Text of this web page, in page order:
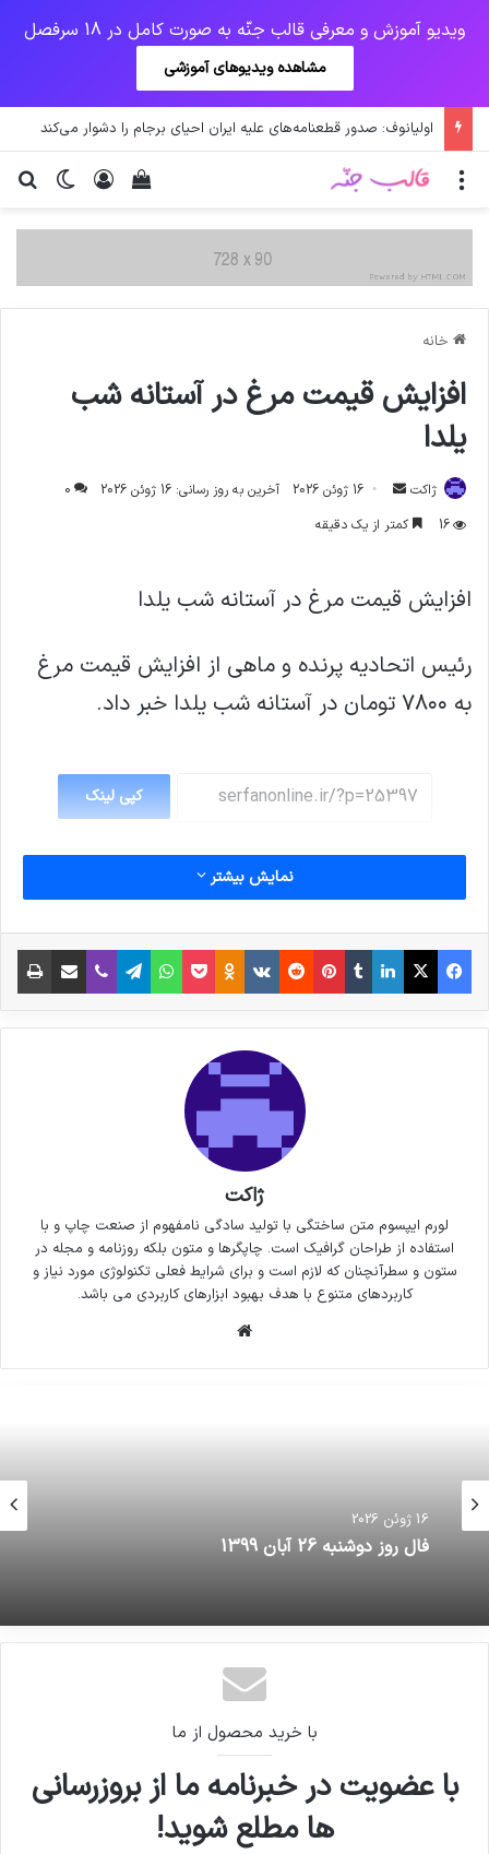
ویدیو آموزش و معرفی قالب جنّه به صورت کامل در 18 سرفصل
مشاهده ویدیوهای آموزشی
اولیانوف: صدور قطعنامه‌های علیه ایران احیای برجام را دشوار می‌کند
تغییر ورود
دیدن سبد خرید منو
خانه
افزایش قیمت مرغ در آستانه شب
یلدا
ژاکت
ارسال
ایمیل
16 ژوئن 2026 آخرین به روز رسانی: 16 ژوئن 2026
0
16
کمتر از یک دقیقه
افزایش قیمت مرغ در آستانه شب یلدا
رئیس اتحادیه پرنده و ماهی از افزایش قیمت مرغ
به ۷۸۰۰ تومان در آستانه شب یلدا خبر داد.
کپی لینک
نمایش بیشتر
فیس بوک X لینکدین
‫تامبلر‫پین‌ترست
‫رددیت‫VKontakte
‫Odnoklassniki
پاکتواتس آپ تلگراموایبر اشتراک گذاری از طریق ایمیل
ژاکت
لورم ایپسوم متن ساختگی با تولید سادگی نامفهوم از صنعت چاپ و با
استفاده از طراحان گرافیک است. چاپگرها و متون بلکه روزنامه و مجله در
ستون و سطرآنچنان که لازم است و برای شرایط فعلی تکنولوژی مورد نیاز و
کاربردهای متنوع با هدف بهبود ابزارهای کاربردی می باشد.
16 ژوئن 2026
فال روز دوشنبه 26 آبان 1399
با خرید محصول از ما
با عضویت در خبرنامه ما از بروزرسانی
ها مطلع شوید!